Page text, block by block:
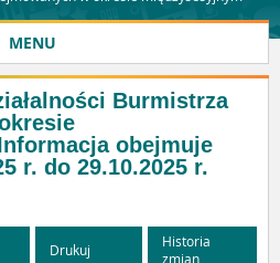
MENU
Burmistrza
obejmuje
r. do 29.10.2025 r.
Drukuj
Historia
zmian